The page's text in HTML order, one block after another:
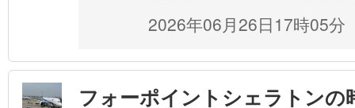
2026年06月26日17時05分
フォーポイントシェラトンの